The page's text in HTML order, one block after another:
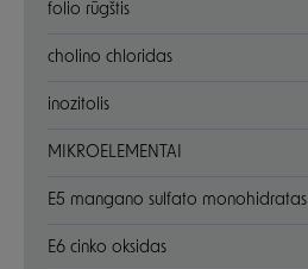
folio rūgštis
cholino chloridas
inozitolis
MIKROELEMENTAI
E5 mangano sulfato monohidratas
E6 cinko oksidas